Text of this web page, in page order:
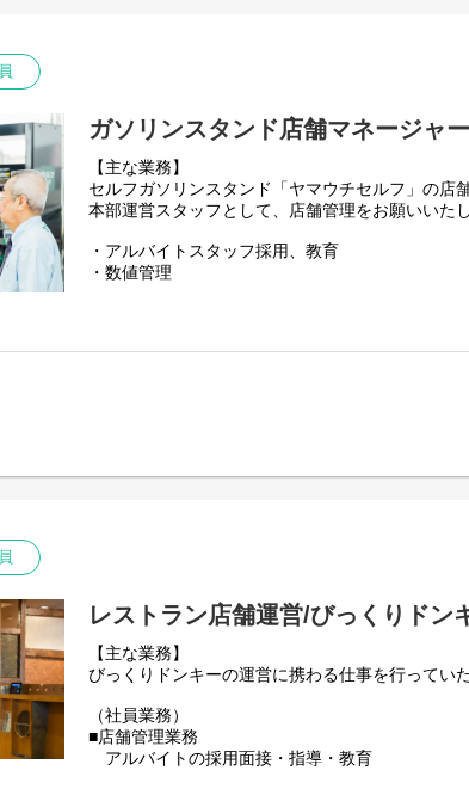
ガソリンスタンド店舗マネージャー
【主な業務】
セルフガソリンスタンド「ヤマウチセルフ」の店
本部運営スタッフとして、店舗管理をお願いいたし
・アルバイトスタッフ採用、教育
・数値管理
レストラン店舗運営/びっくりドン
【主な業務】
びっくりドンキーの運営に携わる仕事を行ってい
（社員業務）
■店舗管理業務
アルバイトの採用面接・指導・教育